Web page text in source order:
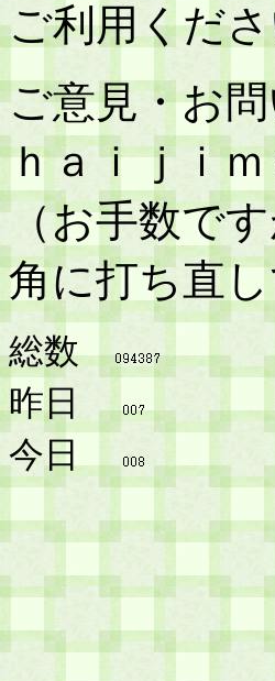
ご利用くだ
ご意見・お
ｈａｉｊｉ
（お手数で
角に打ち直
総数
昨日
今日